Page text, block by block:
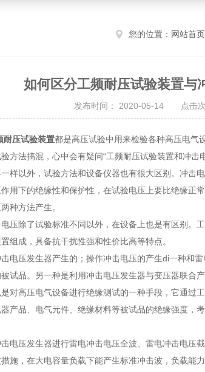
您的位置： 网站首页
如何区分工频耐压试验装置与
发布时间： 2020-05-14 点击次
耐压试验装置都是高压试验中用来检验各种高压电气
方法搞混，心中会有疑问“工频耐压试验装置和冲击
以外，试验方法和设备仪器也有很大区别。冲击
用下的绝缘性和保护性，在试验电压上要比绝缘正
种方法产生。
除了试验标准不同以外，在设备上也是有区别。
组成，具备抗干扰性强和性价比高等特点。
压发生器产生的；操作冲击电压的产生di一种和
试品。另一种是利用冲击电压发生器与变压器联合
高压电气设备进行绝缘测试的一种手段，它通过
产品、电气元件、绝缘材料等被试品的绝缘强度，
压发生器进行雷电冲击电压全波、雷电冲击电压
施，在大电容量负载下能产生标准冲击波，负载能力